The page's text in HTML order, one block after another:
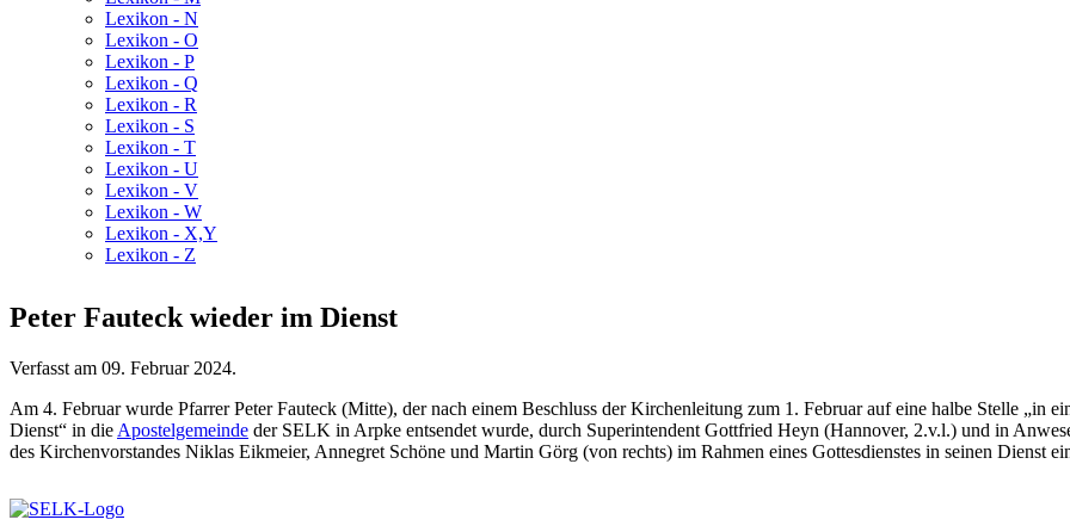
Lexikon - N
Lexikon - O
Lexikon - P
Lexikon - Q
Lexikon - R
Lexikon - S
Lexikon - T
Lexikon - U
Lexikon - V
Lexikon - W
Lexikon - X,Y
Lexikon - Z
Peter Fauteck wieder im Dienst
Verfasst am 09. Februar 2024.
Am 4. Februar wurde Pfarrer Peter Fauteck (Mitte), der nach einem Beschluss der Kirchenleitung zum 1. Februar auf eine halbe Stelle „in
Dienst“ in die Apostelgemeinde der SELK in Arpke entsendet wurde, durch Superintendent Gottfried Heyn (Hannover, 2.v.l.) und in
des Kirchenvorstandes Niklas Eikmeier, Annegret Schöne und Martin Görg (von rechts) im Rahmen eines Gottesdienstes in seinen Dienst